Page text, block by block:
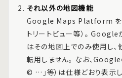
それ以外の地図機能
Google Maps Platform
トリートビュー等）。
はその地図上でのみ使用し、
転用しません。 なお、
© …」等）は仕様どおり表示し